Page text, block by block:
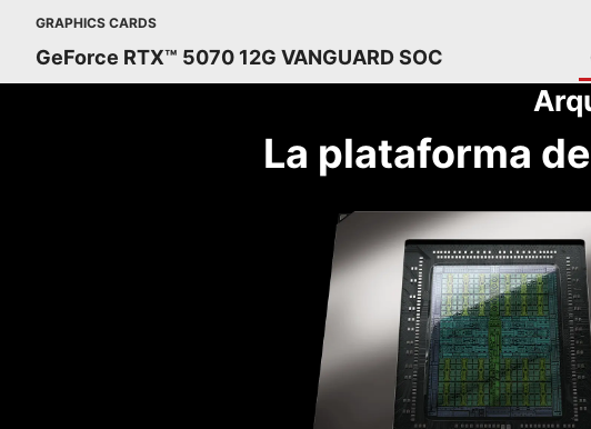
GRAPHICS CARDS
GeForce RTX™ 5070 12G VANGUARD SOC
La plataforma